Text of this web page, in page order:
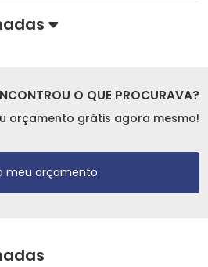
O QUE PROCURAVA?
orçamento grátis agora mesmo!
meu orçamento